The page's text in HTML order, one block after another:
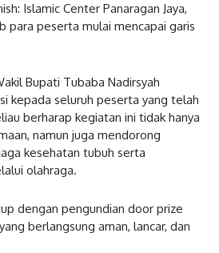
Islamic Center Panaragan Jaya,
para peserta mulai mencapai garis
Bupati Tubaba Nadirsyah
kepada seluruh peserta yang telah
berharap kegiatan ini tidak hanya
namun juga mendorong
kesehatan tubuh serta
olahraga.
dengan pengundian door prize
berlangsung aman, lancar, dan